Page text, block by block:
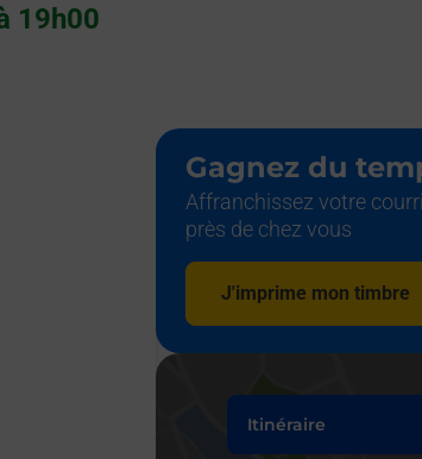
19h00
Gagnez du
Affranchissez votre
près de chez vous
J'imprime mon timbre
Itinéraire